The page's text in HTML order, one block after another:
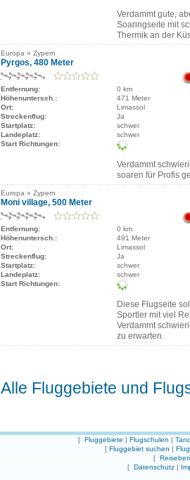
Verdammt gute,
Soaringseite mit
Thermik an der
Europa » Zypern
Pyrgos, 480 Meter
Entfernung:
0 km
Höhenuntersch.:
471 Meter
Ort:
Limassol
Streckenflug:
Ja
Startplatz:
schwer
Landeplatz:
schwer
Start Richtungen:
Verdammt
soaren für Profis
Europa » Zypern
Moni village, 500 Meter
Entfernung:
0 km
Höhenuntersch.:
491 Meter
Ort:
Limassol
Streckenflug:
Ja
Startplatz:
schwer
Landeplatz:
schwer
Start Richtungen:
Diese Flugseite
Sportler mit viel
Verdammt
zu erwarten.
Alle Fluggebiete und
[ Fluggebiete | Flugschulen |
[ Fluggebiet suchen |
[
[ Datenschutz |